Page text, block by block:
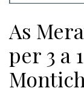
Associazioni
Meteo
As
per 3 a